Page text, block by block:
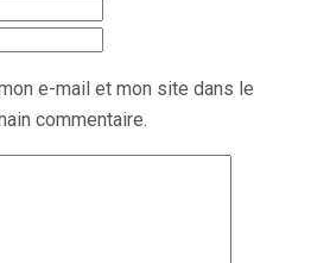
e-mail et mon site dans le
commentaire.